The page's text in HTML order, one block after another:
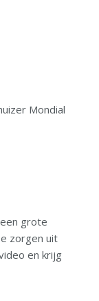
Mondial
grote
zorgen uit
en krijg